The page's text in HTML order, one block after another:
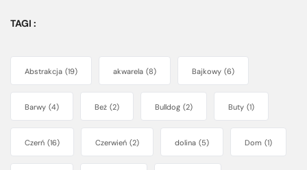
TAGI :
Abstrakcja (19) akwarela (8) Bajkowy (6)
Barwy (4) Beż (2) Bulldog (2) Buty (1)
Czerń (16) Czerwień (2) dolina (5) Dom (1)